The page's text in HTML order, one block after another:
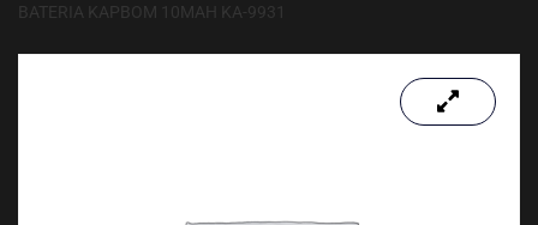
BATERIA KAPBOM 10MAH KA-9931